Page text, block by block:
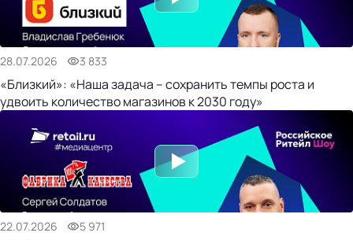
28.07.2026 3 833
«Близкий»: «Наша задача – сохранить темпы роста и
удвоить количество магазинов к 2030 году»
22.07.2026 5 971